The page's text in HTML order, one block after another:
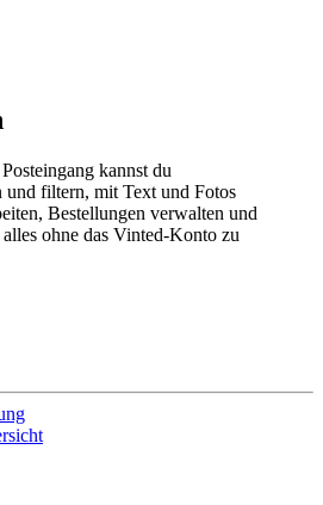
kannst du
und filtern, mit Text und Fotos
Bestellungen verwalten und
ohne das Vinted-Konto zu